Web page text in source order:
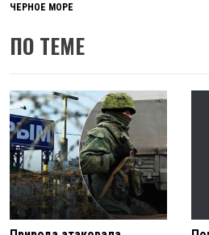
ЧЕРНОЕ МОРЕ
ПО ТЕМЕ